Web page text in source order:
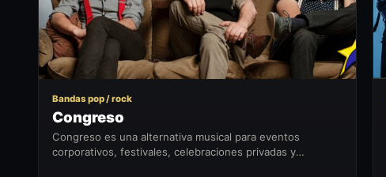
Bandas pop / rock
Congreso
Congreso es una alternativa musical para eventos
corporativos, festivales, celebraciones privadas y